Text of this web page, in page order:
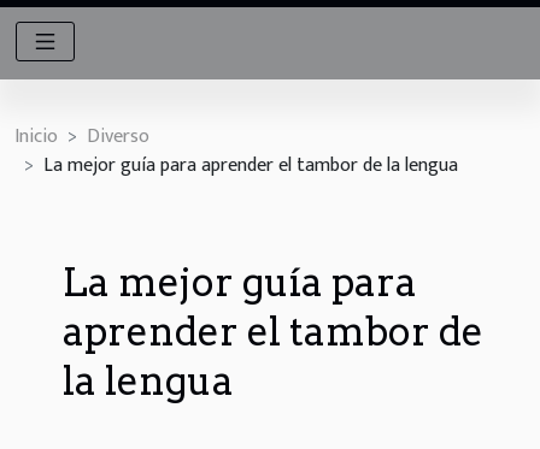
Inicio
Diverso
La mejor guía para aprender el tambor de la lengua
La mejor guía para
aprender el tambor de
la lengua